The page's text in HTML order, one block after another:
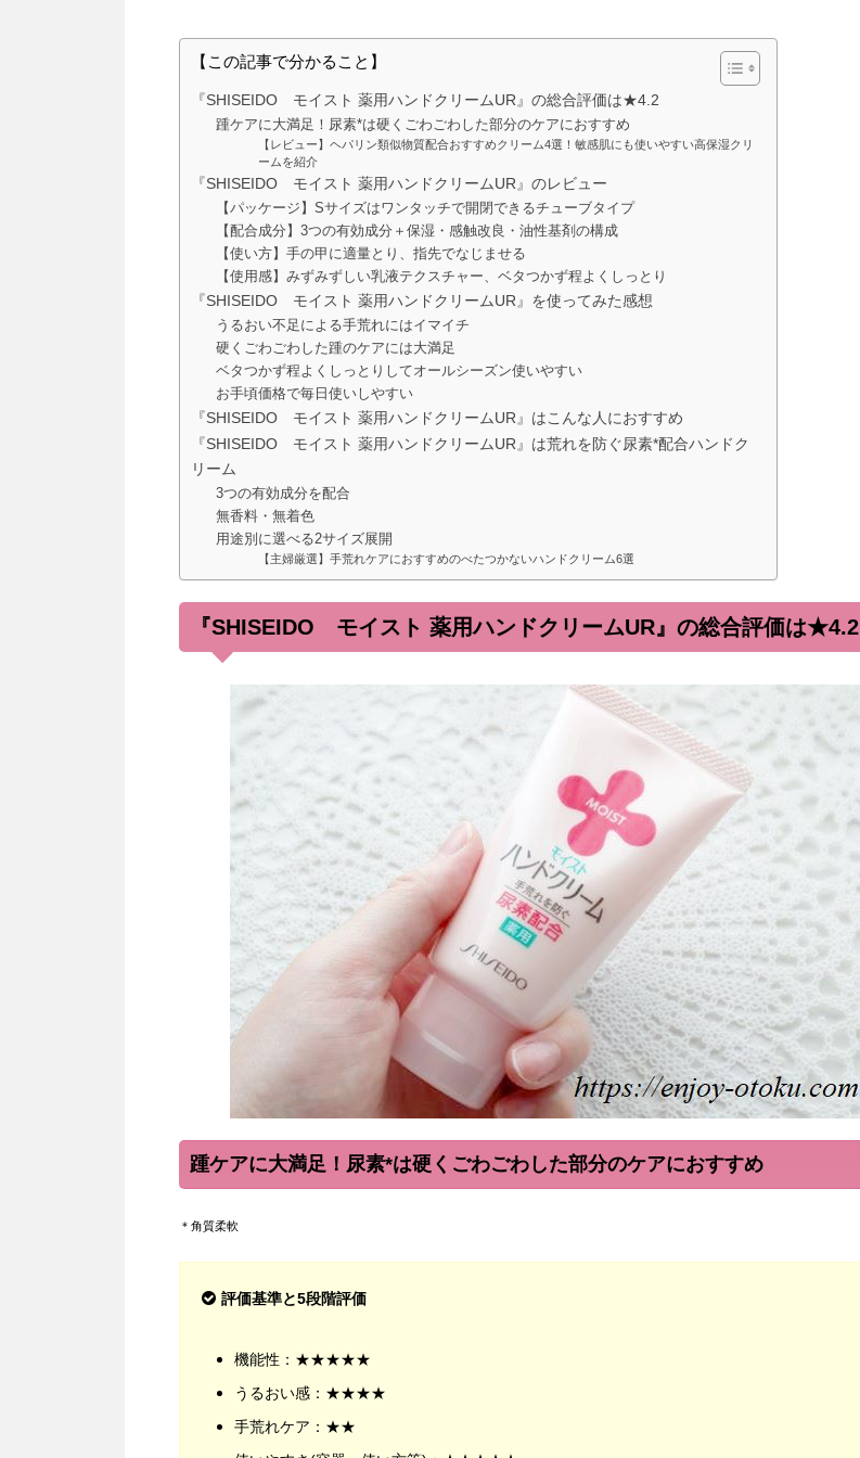
【この記事で分かること】
『SHISEIDO モイスト 薬用ハンドクリームUR』の総合評価は★4.2
踵ケアに大満足！尿素*は硬くごわごわした部分のケアにおすすめ
【レビュー】ヘパリン類似物質配合おすすめクリーム4選！敏感肌にも使いやすい高保湿クリ
ームを紹介
『SHISEIDO モイスト 薬用ハンドクリームUR』のレビュー
【パッケージ】Sサイズはワンタッチで開閉できるチューブタイプ
【配合成分】3つの有効成分＋保湿・感触改良・油性基剤の構成
【使い方】手の甲に適量とり、指先でなじませる
【使用感】みずみずしい乳液テクスチャー、ベタつかず程よくしっとり
『SHISEIDO モイスト 薬用ハンドクリームUR』を使ってみた感想
うるおい不足による手荒れにはイマイチ
硬くごわごわした踵のケアには大満足
ベタつかず程よくしっとりしてオールシーズン使いやすい
お手頃価格で毎日使いしやすい
『SHISEIDO モイスト 薬用ハンドクリームUR』はこんな人におすすめ
『SHISEIDO モイスト 薬用ハンドクリームUR』は荒れを防ぐ尿素*配合ハンドク
リーム
3つの有効成分を配合
無香料・無着色
用途別に選べる2サイズ展開
【主婦厳選】手荒れケアにおすすめのべたつかないハンドクリーム6選
『SHISEIDO モイスト 薬用ハンドクリームUR』の総合評価は★4.2
踵ケアに大満足！尿素*は硬くごわごわした部分のケアにおすすめ
＊角質柔軟
評価基準と5段階評価
機能性：★★★★★
うるおい感：★★★★
手荒れケア：★★